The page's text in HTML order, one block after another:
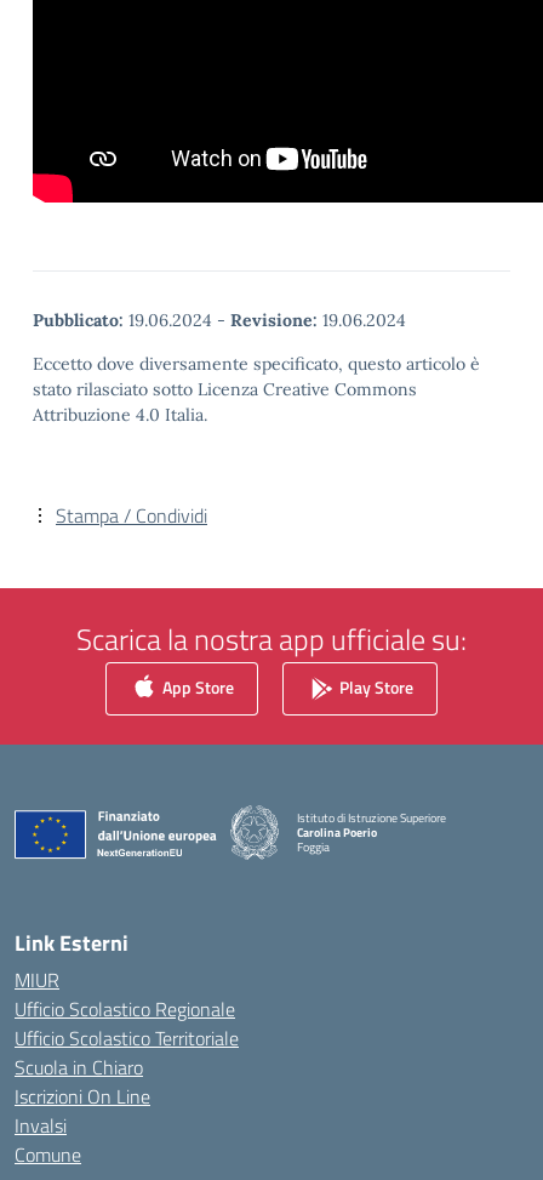
Pubblicato: 19.06.2024 - Revisione: 19.06.2024
Eccetto dove diversamente specificato, questo articolo è
stato rilasciato sotto Licenza Creative Commons
Attribuzione 4.0 Italia.
Stampa / Condividi
Scarica la nostra app ufficiale su:
App Store Play Store
Istituto di Istruzione Superiore
Carolina Poerio
Foggia
— Visita la pagina iniziale della scuola
Link Esterni
MIUR
Ufficio Scolastico Regionale
Ufficio Scolastico Territoriale
Scuola in Chiaro
Iscrizioni On Line
Invalsi
Comune